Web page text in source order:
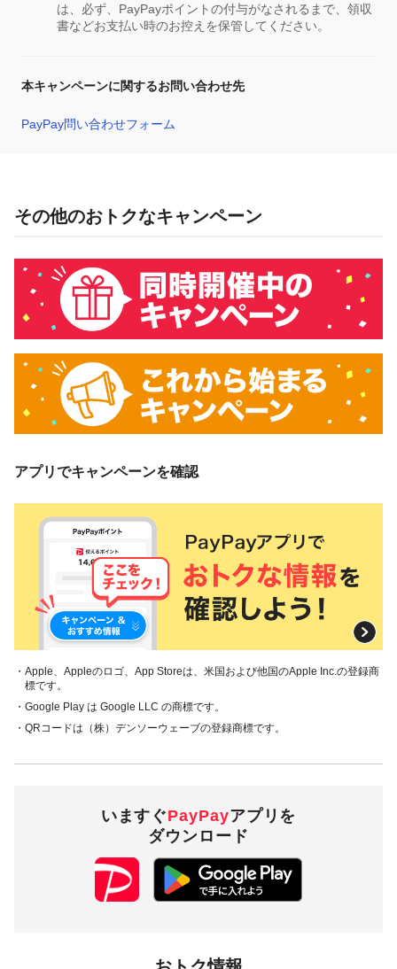
は、必ず、PayPayポイントの付与がなされるまで、領収
書などお支払い時のお控えを保管してください。
本キャンペーンに関するお問い合わせ先
PayPay問い合わせフォーム
その他のおトクなキャンペーン
アプリでキャンペーンを確認
・Apple、Appleのロゴ、App Storeは、米国および他国のApple Inc.の登録商
標です。
・Google Play は Google LLC の商標です。
・QRコードは（株）デンソーウェーブの登録商標です。
いますぐPayPayアプリを
ダウンロード